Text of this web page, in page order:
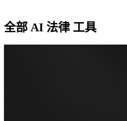
全部 AI 法律 工具